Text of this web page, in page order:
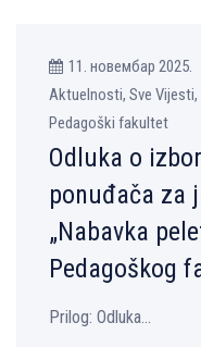
11. новембар 2025.
Aktuelnosti, Sve Vijesti,
Pedagoški fakultet
Odluka o
ponuđača za
„Nabavka
Pedagoškog
Prilog: Odluka...